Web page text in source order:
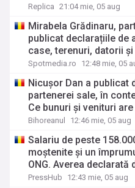
Replica 21:04 mie, 05 aug
Mirabela Grădinaru,
publicat declarațiile de
case, terenuri, datorii
Spotmedia.ro 12:48 mie, 05
Nicușor Dan a publicat
partenerei sale, în
Ce bunuri și venituri
Bihoreanul 12:46 mie, 05 aug
Salariu de peste
moștenite și un
ONG. Averea declarată
PressHub 12:43 mie, 05 aug